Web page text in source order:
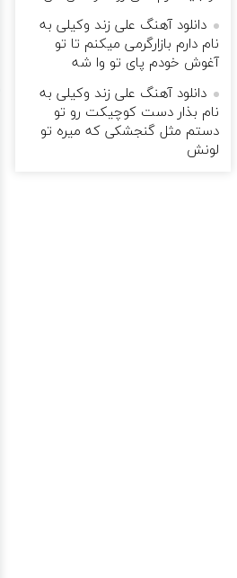
دانلود آهنگ علی زند وکیلی به
نام دارم بازارگرمی میكنم تا تو
آغوش خودم پای تو وا شه
دانلود آهنگ علی زند وکیلی به
نام بذار دست كوچیكت رو تو
دستم مثل گنجشكی كه میره تو
لونش